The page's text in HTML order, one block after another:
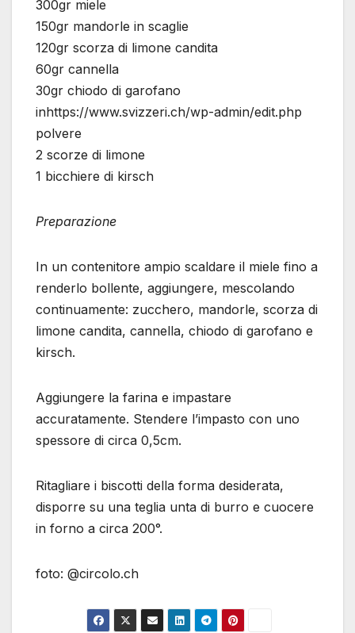
300gr miele
150gr mandorle in scaglie
120gr scorza di limone candita
60gr cannella
30gr chiodo di garofano
inhttps://www.svizzeri.ch/wp-admin/edit.php
polvere
2 scorze di limone
1 bicchiere di kirsch
Preparazione
In un contenitore ampio scaldare il miele fino a
renderlo bollente, aggiungere, mescolando
continuamente: zucchero, mandorle, scorza di
limone candita, cannella, chiodo di garofano e
kirsch.
Aggiungere la farina e impastare
accuratamente. Stendere l’impasto con uno
spessore di circa 0,5cm.
Ritagliare i biscotti della forma desiderata,
disporre su una teglia unta di burro e cuocere
in forno a circa 200°.
foto: @circolo.ch